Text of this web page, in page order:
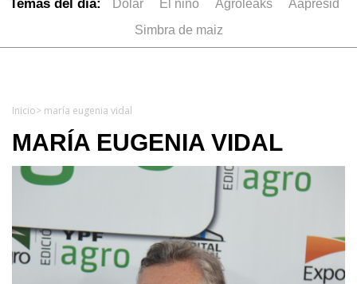
Temas del día: dólar el niño Agroleaks
aapresid
simbra de maiz
Inicio> maría eugenia vidal
MARÍA EUGENIA VIDAL